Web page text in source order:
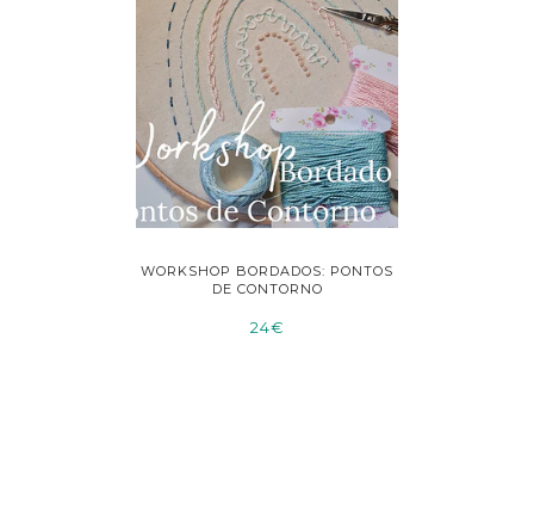
WORKSHOP BORDADOS: PONTOS
DE CONTORNO
24€